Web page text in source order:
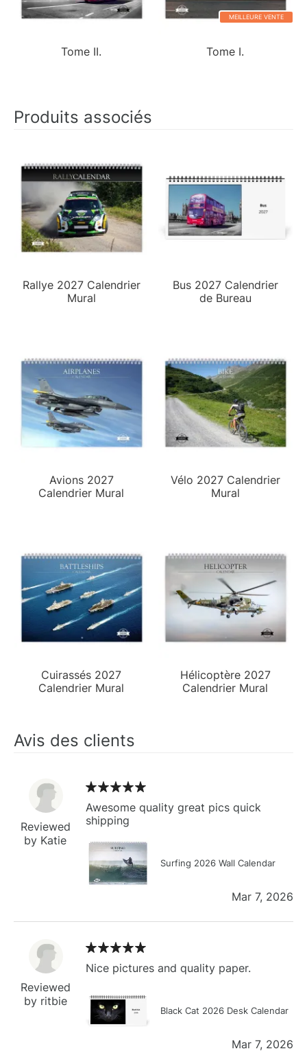
Tome II.
MEILLEURE VENTE
Tome I.
Produits associés
Rallye 2027 Calendrier
Mural
Bus 2027 Calendrier
de Bureau
Avions 2027
Calendrier Mural
Vélo 2027 Calendrier
Mural
Cuirassés 2027
Calendrier Mural
Hélicoptère 2027
Calendrier Mural
Avis des clients
Reviewed
by Katie
Awesome quality great pics quick
shipping
Surfing 2026 Wall Calendar
Mar 7, 2026
Reviewed
by ritbie
Nice pictures and quality paper.
Black Cat 2026 Desk Calendar
Mar 7, 2026